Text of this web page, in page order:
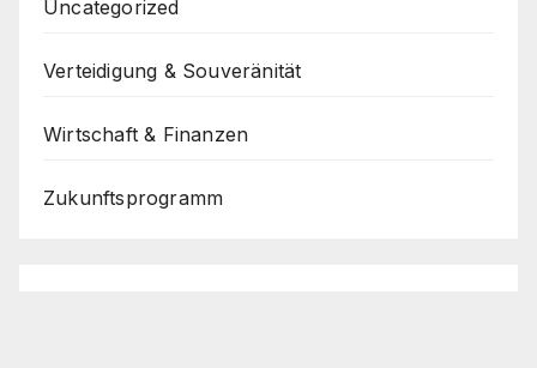
Uncategorized
Verteidigung & Souveränität
Wirtschaft & Finanzen
Zukunftsprogramm